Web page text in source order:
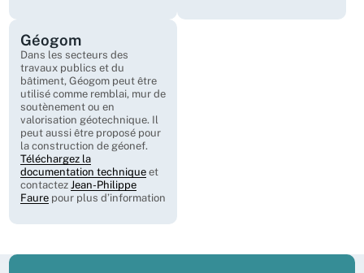
Géogom
Dans les secteurs des
travaux publics et du
bâtiment, Géogom peut être
utilisé comme remblai, mur de
soutènement ou en
valorisation géotechnique. Il
peut aussi être proposé pour
la construction de géonef.
Téléchargez la
documentation technique et
contactez Jean-Philippe
Faure pour plus d’information